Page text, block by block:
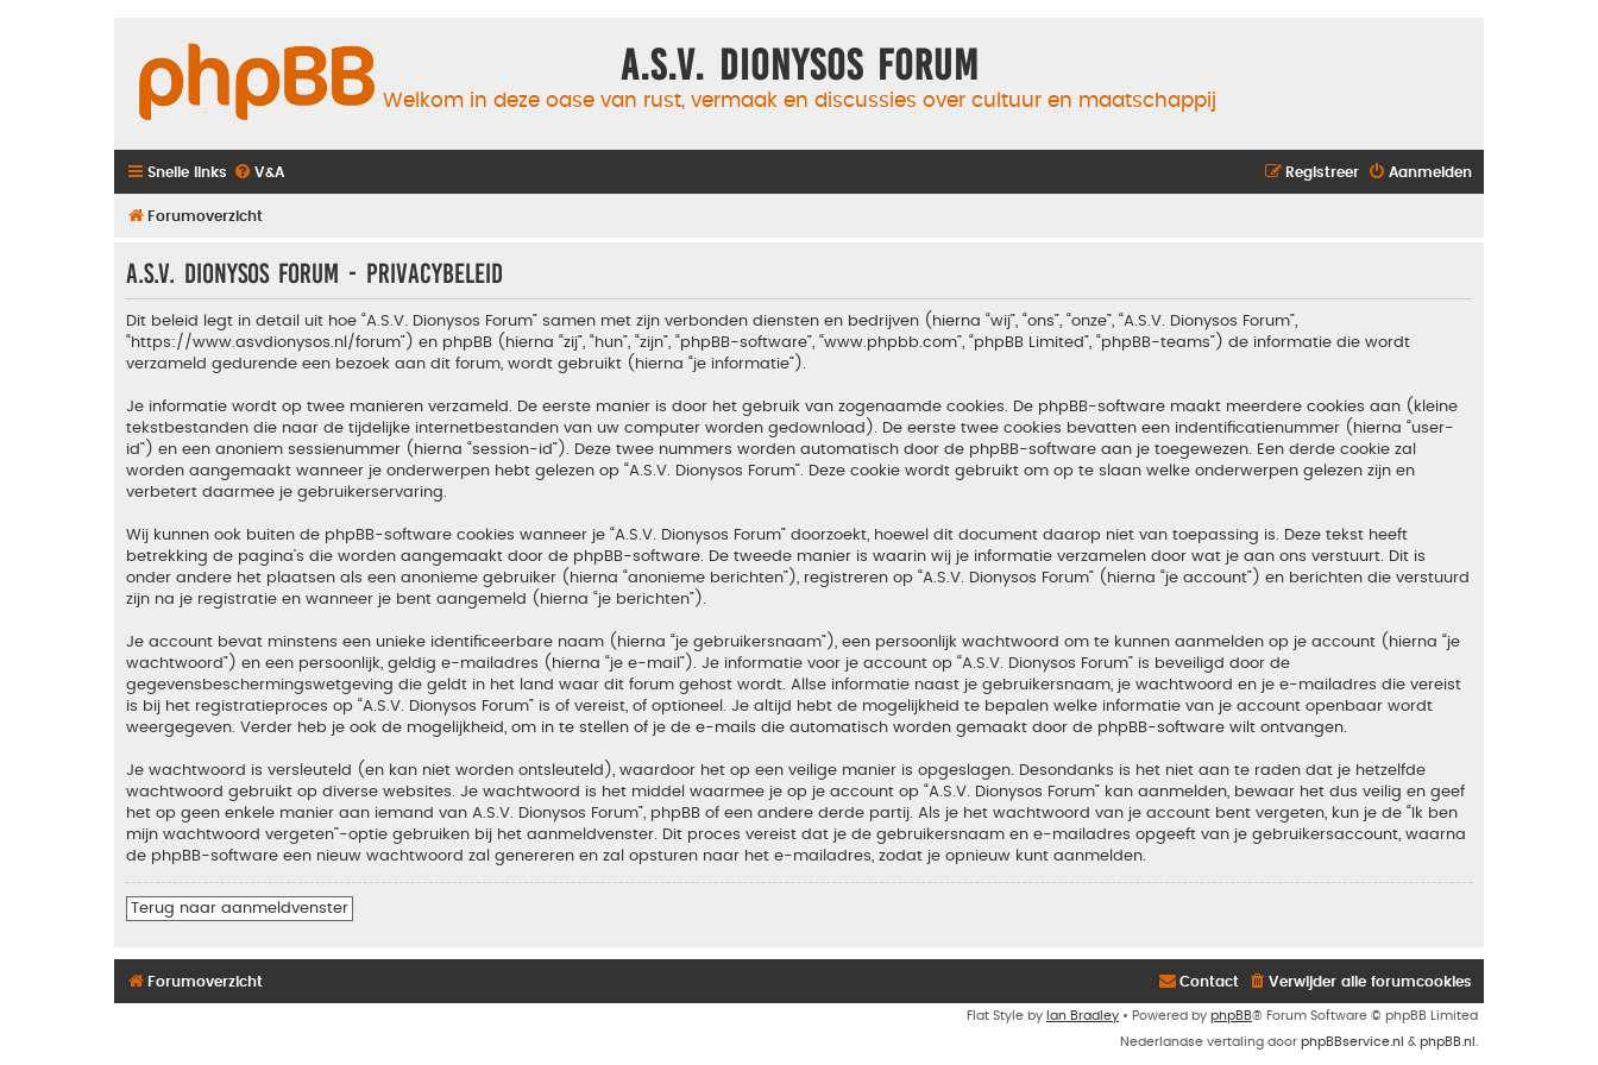
A.S.V. Dionysos Forum
Welkom in deze oase van rust, vermaak en discussies over cultuur en maatschappij
Snelle links V&A Aanmelden
Registreer
Forumoverzicht
A.S.V. Dionysos Forum - Privacybeleid
Dit beleid legt in detail uit hoe “A.S.V. Dionysos Forum” samen met zijn verbonden diensten en bedrijven (hierna “wij”, “ons”, “onze”, “A.S.V. Dionysos Forum”,
“https://www.asvdionysos.nl/forum”) en phpBB (hierna “zij”, “hun”, “zijn”, “phpBB-software”, “www.phpbb.com”, “phpBB Limited”, “phpBB-teams”) de informatie die wordt
verzameld gedurende een bezoek aan dit forum, wordt gebruikt (hierna “je informatie”).
Je informatie wordt op twee manieren verzameld. De eerste manier is door het gebruik van zogenaamde cookies. De phpBB-software maakt meerdere cookies aan (kleine
tekstbestanden die naar de tijdelijke internetbestanden van uw computer worden gedownload). De eerste twee cookies bevatten een indentificatienummer (hierna “user-
id”) en een anoniem sessienummer (hierna “session-id”). Deze twee nummers worden automatisch door de phpBB-software aan je toegewezen. Een derde cookie zal
worden aangemaakt wanneer je onderwerpen hebt gelezen op “A.S.V. Dionysos Forum”. Deze cookie wordt gebruikt om op te slaan welke onderwerpen gelezen zijn en
verbetert daarmee je gebruikerservaring.
Wij kunnen ook buiten de phpBB-software cookies wanneer je “A.S.V. Dionysos Forum” doorzoekt, hoewel dit document daarop niet van toepassing is. Deze tekst heeft
betrekking de pagina’s die worden aangemaakt door de phpBB-software. De tweede manier is waarin wij je informatie verzamelen door wat je aan ons verstuurt. Dit is
onder andere het plaatsen als een anonieme gebruiker (hierna “anonieme berichten”), registreren op “A.S.V. Dionysos Forum” (hierna “je account”) en berichten die verstuurd
zijn na je registratie en wanneer je bent aangemeld (hierna “je berichten”).
Je account bevat minstens een unieke identificeerbare naam (hierna “je gebruikersnaam”), een persoonlijk wachtwoord om te kunnen aanmelden op je account (hierna “je
wachtwoord”) en een persoonlijk, geldig e-mailadres (hierna “je e-mail”). Je informatie voor je account op “A.S.V. Dionysos Forum” is beveiligd door de
gegevensbeschermingswetgeving die geldt in het land waar dit forum gehost wordt. Allse informatie naast je gebruikersnaam, je wachtwoord en je e-mailadres die vereist
is bij het registratieproces op “A.S.V. Dionysos Forum” is of vereist, of optioneel. Je altijd hebt de mogelijkheid te bepalen welke informatie van je account openbaar wordt
weergegeven. Verder heb je ook de mogelijkheid, om in te stellen of je de e-mails die automatisch worden gemaakt door de phpBB-software wilt ontvangen.
Je wachtwoord is versleuteld (en kan niet worden ontsleuteld), waardoor het op een veilige manier is opgeslagen. Desondanks is het niet aan te raden dat je hetzelfde
wachtwoord gebruikt op diverse websites. Je wachtwoord is het middel waarmee je op je account op “A.S.V. Dionysos Forum” kan aanmelden, bewaar het dus veilig en geef
het op geen enkele manier aan iemand van A.S.V. Dionysos Forum”, phpBB of een andere derde partij. Als je het wachtwoord van je account bent vergeten, kun je de “Ik ben
mijn wachtwoord vergeten”-optie gebruiken bij het aanmeldvenster. Dit proces vereist dat je de gebruikersnaam en e-mailadres opgeeft van je gebruikersaccount, waarna
de phpBB-software een nieuw wachtwoord zal genereren en zal opsturen naar het e-mailadres, zodat je opnieuw kunt aanmelden.
Terug naar aanmeldvenster
Forumoverzicht Verwijder alle forumcookies
Contact
Flat Style by Ian Bradley • Powered by phpBB® Forum Software © phpBB Limited
Nederlandse vertaling door phpBBservice.nl & phpBB.nl